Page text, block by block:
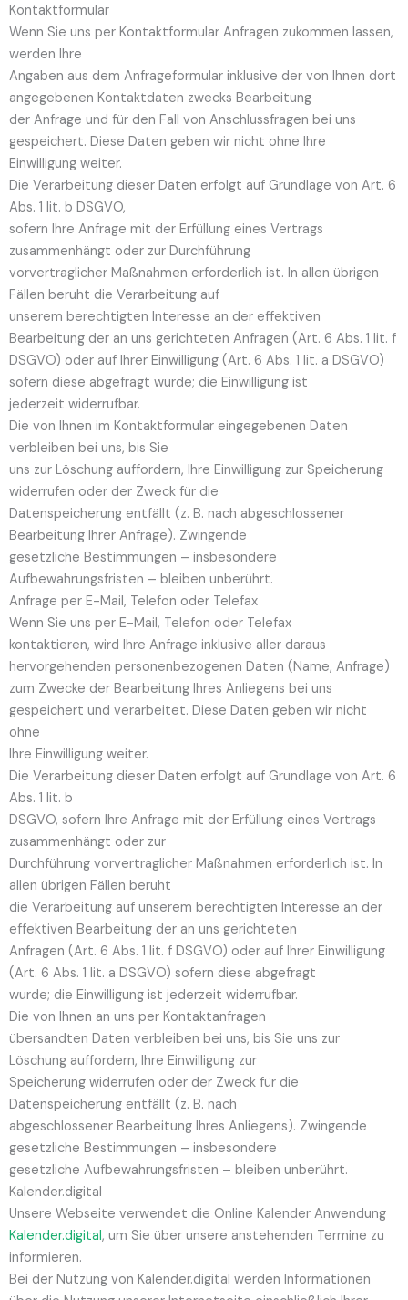
Kontaktformular
Wenn Sie uns per Kontaktformular Anfragen zukommen lassen,
werden Ihre
Angaben aus dem Anfrageformular inklusive der von Ihnen dort
angegebenen Kontaktdaten zwecks Bearbeitung
der Anfrage und für den Fall von Anschlussfragen bei uns
gespeichert. Diese Daten geben wir nicht ohne Ihre
Einwilligung weiter.
Die Verarbeitung dieser Daten erfolgt auf Grundlage von Art. 6
Abs. 1 lit. b DSGVO,
sofern Ihre Anfrage mit der Erfüllung eines Vertrags
zusammenhängt oder zur Durchführung
vorvertraglicher Maßnahmen erforderlich ist. In allen übrigen
Fällen beruht die Verarbeitung auf
unserem berechtigten Interesse an der effektiven
Bearbeitung der an uns gerichteten Anfragen (Art. 6 Abs. 1 lit. f
DSGVO) oder auf Ihrer Einwilligung (Art. 6 Abs. 1 lit. a DSGVO)
sofern diese abgefragt wurde; die Einwilligung ist
jederzeit widerrufbar.
Die von Ihnen im Kontaktformular eingegebenen Daten
verbleiben bei uns, bis Sie
uns zur Löschung auffordern, Ihre Einwilligung zur Speicherung
widerrufen oder der Zweck für die
Datenspeicherung entfällt (z. B. nach abgeschlossener
Bearbeitung Ihrer Anfrage). Zwingende
gesetzliche Bestimmungen – insbesondere
Aufbewahrungsfristen – bleiben unberührt.
Anfrage per E-Mail, Telefon oder Telefax
Wenn Sie uns per E-Mail, Telefon oder Telefax
kontaktieren, wird Ihre Anfrage inklusive aller daraus
hervorgehenden personenbezogenen Daten (Name, Anfrage)
zum Zwecke der Bearbeitung Ihres Anliegens bei uns
gespeichert und verarbeitet. Diese Daten geben wir nicht
ohne
Ihre Einwilligung weiter.
Die Verarbeitung dieser Daten erfolgt auf Grundlage von Art. 6
Abs. 1 lit. b
DSGVO, sofern Ihre Anfrage mit der Erfüllung eines Vertrags
zusammenhängt oder zur
Durchführung vorvertraglicher Maßnahmen erforderlich ist. In
allen übrigen Fällen beruht
die Verarbeitung auf unserem berechtigten Interesse an der
effektiven Bearbeitung der an uns gerichteten
Anfragen (Art. 6 Abs. 1 lit. f DSGVO) oder auf Ihrer Einwilligung
(Art. 6 Abs. 1 lit. a DSGVO) sofern diese abgefragt
wurde; die Einwilligung ist jederzeit widerrufbar.
Die von Ihnen an uns per Kontaktanfragen
übersandten Daten verbleiben bei uns, bis Sie uns zur
Löschung auffordern, Ihre Einwilligung zur
Speicherung widerrufen oder der Zweck für die
Datenspeicherung entfällt (z. B. nach
abgeschlossener Bearbeitung Ihres Anliegens). Zwingende
gesetzliche Bestimmungen – insbesondere
gesetzliche Aufbewahrungsfristen – bleiben unberührt.
Kalender.digital
Unsere Webseite verwendet die Online Kalender Anwendung
Kalender.digital, um Sie über unsere anstehenden Termine zu
informieren.
Bei der Nutzung von Kalender.digital werden Informationen